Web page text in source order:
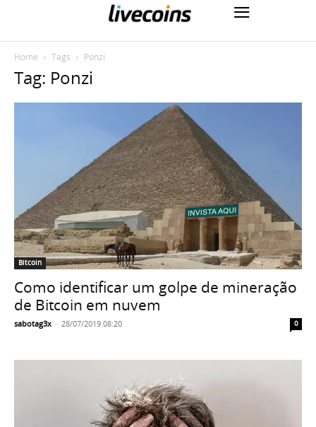
Home Tags Ponzi
Tag: Ponzi
Bitcoin
Como identificar um golpe de mineração
de Bitcoin em nuvem
sabotag3x - 28/07/2019 08:20 0